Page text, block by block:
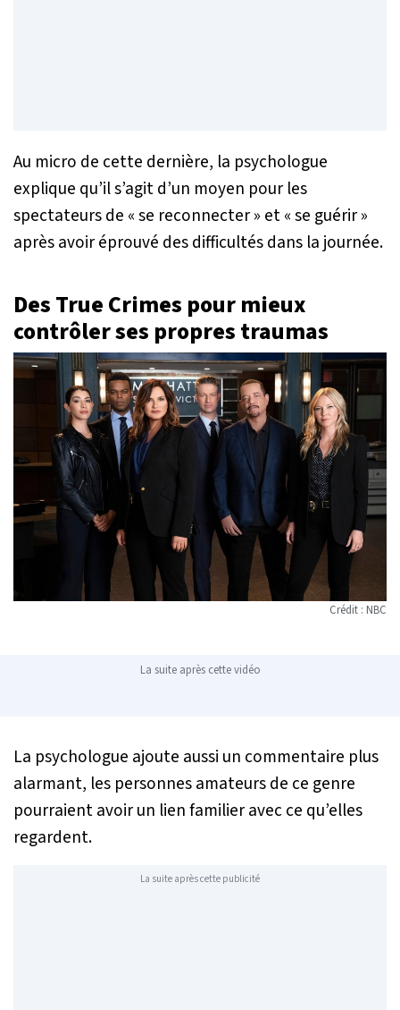
Au micro de cette dernière, la psychologue
explique qu’il s’agit d’un moyen pour les
spectateurs de «se reconnecter» et «se guérir»
après avoir éprouvé des difficultés dans la journée.
Des True Crimes pour mieux
contrôler ses propres traumas
Crédit : NBC
La suite après cette vidéo
La psychologue ajoute aussi un commentaire plus
alarmant, les personnes amateurs de ce genre
pourraient avoir un lien familier avec ce qu’elles
regardent.
La suite après cette publicité